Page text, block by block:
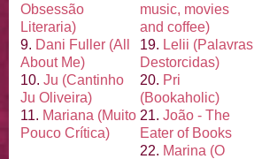
Obsessão
Literaria)
9. Dani Fuller (All
About Me)
10. Ju (Cantinho
Ju Oliveira)
11. Mariana (Muito
Pouco Crítica)
music, movies
and coffee)
19. Lelii (Palavras
Destorcidas)
20. Pri
(Bookaholic)
21. João - The
Eater of Books
22. Marina (O